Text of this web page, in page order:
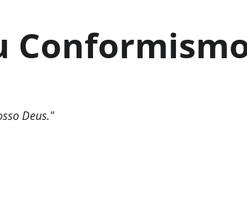
Deus."